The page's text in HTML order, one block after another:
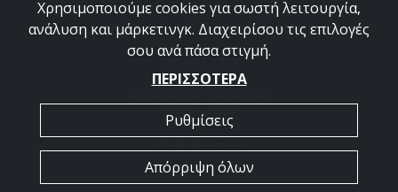
Κύπρου 9, 18120 Κορυδαλλός
09:00 - 16:30
Χρησιμοποιούμε cookies για σωστή λειτουργία,
ανάλυση και μάρκετινγκ. Διαχειρίσου τις επιλογές
σου ανά πάσα στιγμή.
ΠΕΡΙΣΣΟΤΕΡΑ
Ρυθμίσεις
Απόρριψη όλων